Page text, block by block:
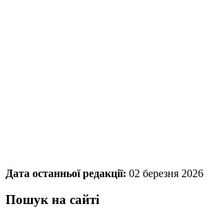
Дата останньої редакції: 02 березня 2026
Пошук на сайті